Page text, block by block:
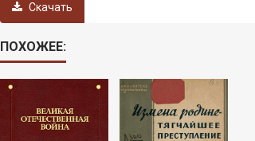
Скачать
ПОХОЖЕЕ: